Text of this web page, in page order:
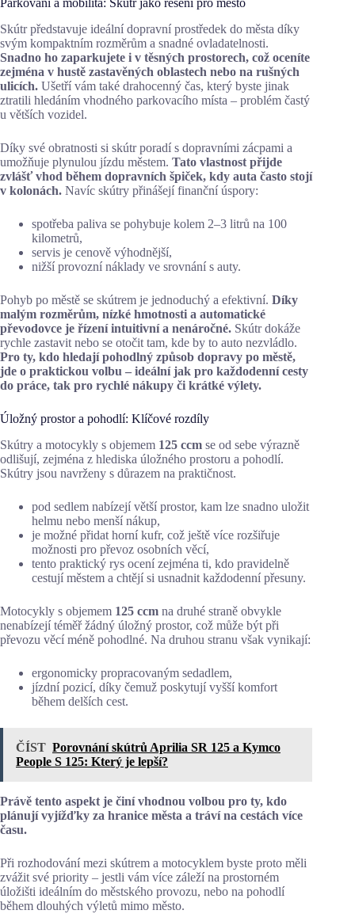
Parkování a mobilita: Skútr jako řešení pro město
Skútr představuje ideální dopravní prostředek do města díky
svým kompaktním rozměrům a snadné ovladatelnosti.
Snadno ho zaparkujete i v těsných prostorech, což oceníte
zejména v hustě zastavěných oblastech nebo na rušných
ulicích. Ušetří vám také drahocenný čas, který byste jinak
ztratili hledáním vhodného parkovacího místa – problém častý
u větších vozidel.
Díky své obratnosti si skútr poradí s dopravními zácpami a
umožňuje plynulou jízdu městem. Tato vlastnost přijde
zvlášť vhod během dopravních špiček, kdy auta často stojí
v kolonách. Navíc skútry přinášejí finanční úspory:
spotřeba paliva se pohybuje kolem 2–3 litrů na 100
kilometrů,
servis je cenově výhodnější,
nižší provozní náklady ve srovnání s auty.
Pohyb po městě se skútrem je jednoduchý a efektivní. Díky
malým rozměrům, nízké hmotnosti a automatické
převodovce je řízení intuitivní a nenáročné. Skútr dokáže
rychle zastavit nebo se otočit tam, kde by to auto nezvládlo.
Pro ty, kdo hledají pohodlný způsob dopravy po městě,
jde o praktickou volbu – ideální jak pro každodenní cesty
do práce, tak pro rychlé nákupy či krátké výlety.
Úložný prostor a pohodlí: Klíčové rozdíly
Skútry a motocykly s objemem 125 ccm se od sebe výrazně
odlišují, zejména z hlediska úložného prostoru a pohodlí.
Skútry jsou navrženy s důrazem na praktičnost.
pod sedlem nabízejí větší prostor, kam lze snadno uložit
helmu nebo menší nákup,
je možné přidat horní kufr, což ještě více rozšiřuje
možnosti pro převoz osobních věcí,
tento praktický rys ocení zejména ti, kdo pravidelně
cestují městem a chtějí si usnadnit každodenní přesuny.
Motocykly s objemem 125 ccm na druhé straně obvykle
nenabízejí téměř žádný úložný prostor, což může být při
převozu věcí méně pohodlné. Na druhou stranu však vynikají:
ergonomicky propracovaným sedadlem,
jízdní pozicí, díky čemuž poskytují vyšší komfort
během delších cest.
ČÍST Porovnání skútrů Aprilia SR 125 a Kymco
People S 125: Který je lepší?
Právě tento aspekt je činí vhodnou volbou pro ty, kdo
plánují vyjížďky za hranice města a tráví na cestách více
času.
Při rozhodování mezi skútrem a motocyklem byste proto měli
zvážit své priority – jestli vám více záleží na prostorném
úložišti ideálním do městského provozu, nebo na pohodlí
během dlouhých výletů mimo město.